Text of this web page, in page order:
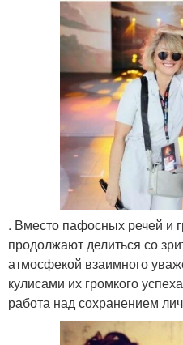
. Вместо пафосных речей и
продолжают делиться со
атмосфекой взаимного
кулисами их громкого
работа над сохранением